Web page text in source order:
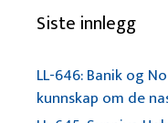
Siste innlegg
LL-646: Banik og
kunnskap om de